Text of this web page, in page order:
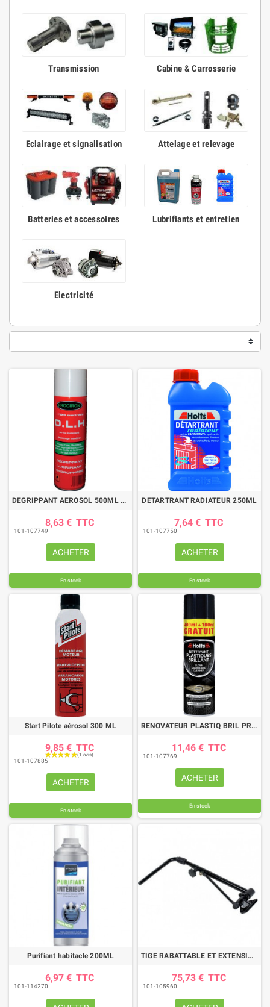
Transmission Cabine & Carrosserie
Eclairage et signalisation Attelage et relevage
Batteries et accessoires Lubrifiants et entretien
Electricité
DEGRIPPANT AEROSOL 500ML DLH18
8,63 € TTC
101-107749
ACHETER
En stock
DETARTRANT RADIATEUR 250ML
7,64 € TTC
101-107750
ACHETER
En stock
Start Pilote aérosol 300 ML
9,85 € TTC
101-107885
ACHETER
En stock
RENOVATEUR PLASTIQ BRIL PROMO 400 100ML GRATUIT
11,46 € TTC
101-107769
ACHETER
En stock
Purifiant habitacle 200ML
6,97 € TTC
101-114270
TIGE RABATTABLE ET EXTENSIBLE POUR RETROVISEUR DROIT
75,73 € TTC
101-105960